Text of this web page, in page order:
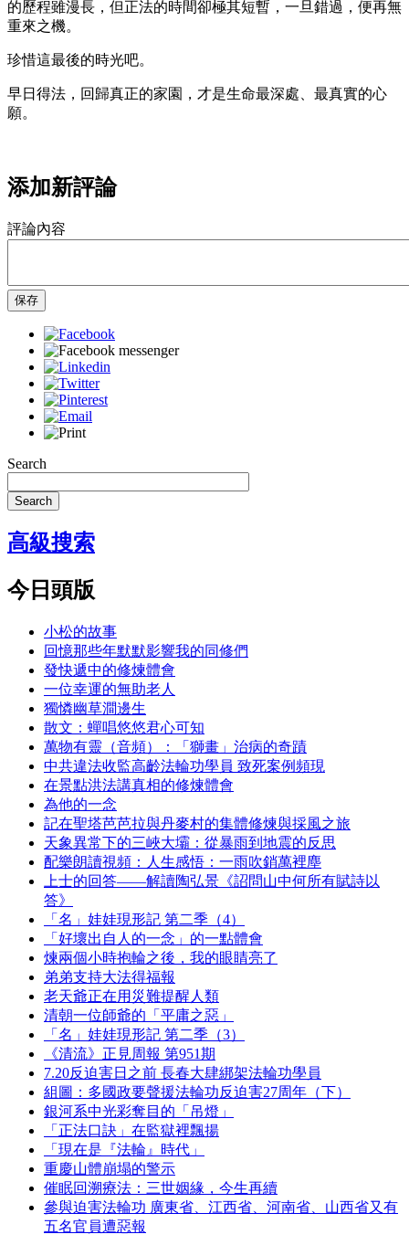
的歷程雖漫長，但正法的時間卻極其短暫，一旦錯過，便再無
重來之機。
珍惜這最後的時光吧。
早日得法，回歸真正的家園，才是生命最深處、最真實的心
願。
添加新評論
評論內容
保存
Search
Search
高級搜索
今日頭版
小松的故事
回憶那些年默默影響我的同修們
發快遞中的修煉體會
一位幸運的無助老人
獨憐幽草澗邊生
散文：蟬唱悠悠君心可知
萬物有靈（音頻）：「獅畫」治病的奇蹟
中共違法收監高齡法輪功學員 致死案例頻現
在景點洪法講真相的修煉體會
為他的一念
記在聖塔芭芭拉與丹麥村的集體修煉與採風之旅
天象異常下的三峽大壩：從暴雨到地震的反思
配樂朗讀視頻：人生感悟：一雨吹銷萬裡塵
上士的回答——解讀陶弘景《詔問山中何所有賦詩以
答》
「名」娃娃現形記 第二季（4）
「好壞出自人的一念」的一點體會
煉兩個小時抱輪之後，我的眼睛亮了
弟弟支持大法得福報
老天爺正在用災難提醒人類
清朝一位師爺的「平庸之惡」
「名」娃娃現形記 第二季（3）
《清流》正見周報 第951期
7.20反迫害日之前 長春大肆綁架法輪功學員
組圖：多國政要聲援法輪功反迫害27周年（下）
銀河系中光彩奪目的「吊燈」
「正法口訣」在監獄裡飄揚
「現在是『法輪』時代」
重慶山體崩塌的警示
催眠回溯療法：三世姻緣，今生再續
參與迫害法輪功 廣東省、江西省、河南省、山西省又有
五名官員遭惡報